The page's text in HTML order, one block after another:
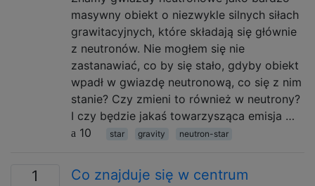
masywny obiekt o niezwykle silnych siłach
grawitacyjnych, które składają się głównie
z neutronów. Nie mogłem się nie
zastanawiać, co by się stało, gdyby obiekt
wpadł w gwiazdę neutronową, co się z nim
stanie? Czy zmieni to również w neutrony?
I czy będzie jakaś towarzysząca emisja …
10
star gravity neutron-star
1
Co znajduje się w centrum